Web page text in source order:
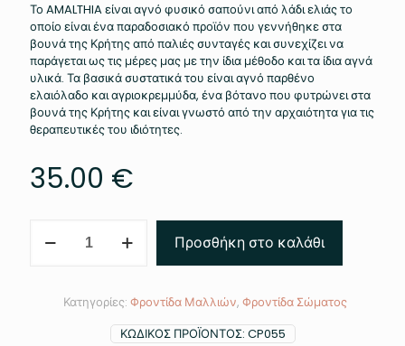
Το AMALTHIA είναι αγνό φυσικό σαπούνι από λάδι ελιάς το
οποίο είναι ένα παραδοσιακό προϊόν που γεννήθηκε στα
βουνά της Κρήτης από παλιές συνταγές και συνεχίζει να
παράγεται ως τις μέρες μας με την ίδια μέθοδο και τα ίδια αγνά
υλικά. Τα βασικά συστατικά του είναι αγνό παρθένο
ελαιόλαδο και αγριοκρεμμύδα, ένα βότανο που φυτρώνει στα
βουνά της Κρήτης και είναι γνωστό από την αρχαιότητα για τις
θεραπευτικές του ιδιότητες.
35.00 €
σαπούνι
Προσθήκη στο καλάθι
ΚΩΔΙΚΌΣ ΠΡΟΪΌΝΤΟΣ: CP055
Κατηγορίες: Φροντίδα Μαλλιών, Φροντίδα Σώματος